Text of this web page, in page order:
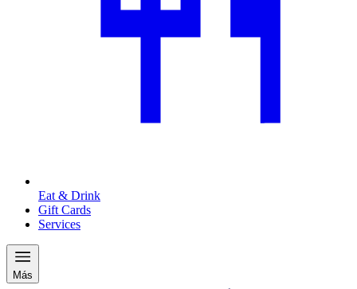
Eat & Drink
Gift Cards
Services
Más